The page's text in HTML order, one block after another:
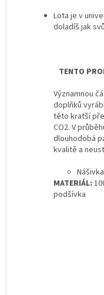
Lota je v
doladíš jak
TENTO
Významnou
doplňků
této kratší
CO2. V
dlouhodobá
kvalitě a
MATERIÁL:
podšívka